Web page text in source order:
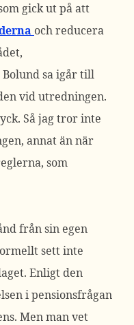
gick ut på att
och reducera
sa igår till
vid utredningen.
Så jag tror inte
annat än när
som
från sin egen
sett inte
Enligt den
i pensionsfrågan
Men man vet